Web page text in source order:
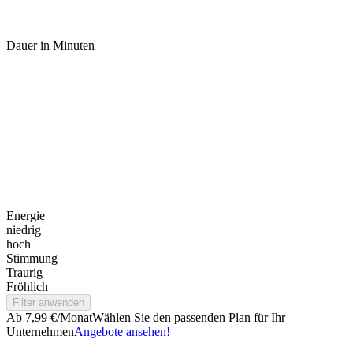
Dauer in Minuten
Energie
niedrig
hoch
Stimmung
Traurig
Fröhlich
Filter anwenden
Ab 7,99 €/MonatWählen Sie den passenden Plan für Ihr
UnternehmenAngebote ansehen!